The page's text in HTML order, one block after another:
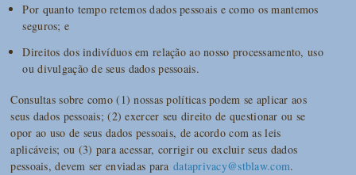
Por quanto tempo retemos dados pessoais e como os mantemos
seguros; e
Direitos dos indivíduos em relação ao nosso processamento, uso
ou divulgação de seus dados pessoais.
Consultas sobre como (1) nossas políticas podem se aplicar aos
seus dados pessoais; (2) exercer seu direito de questionar ou se
opor ao uso de seus dados pessoais, de acordo com as leis
aplicáveis; ou (3) para acessar, corrigir ou excluir seus dados
pessoais, devem ser enviadas para dataprivacy@stblaw.com.